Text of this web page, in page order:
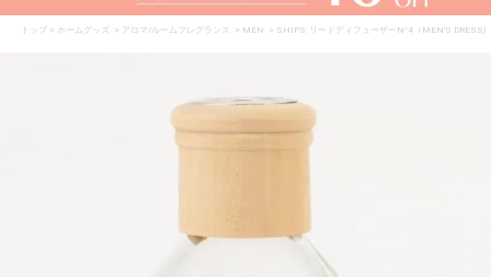
トップ > ホームグッズ > アロマ/ルームフレグランス > MEN > SHIPS: リードディフューザーN°4（MEN'S DRESS)